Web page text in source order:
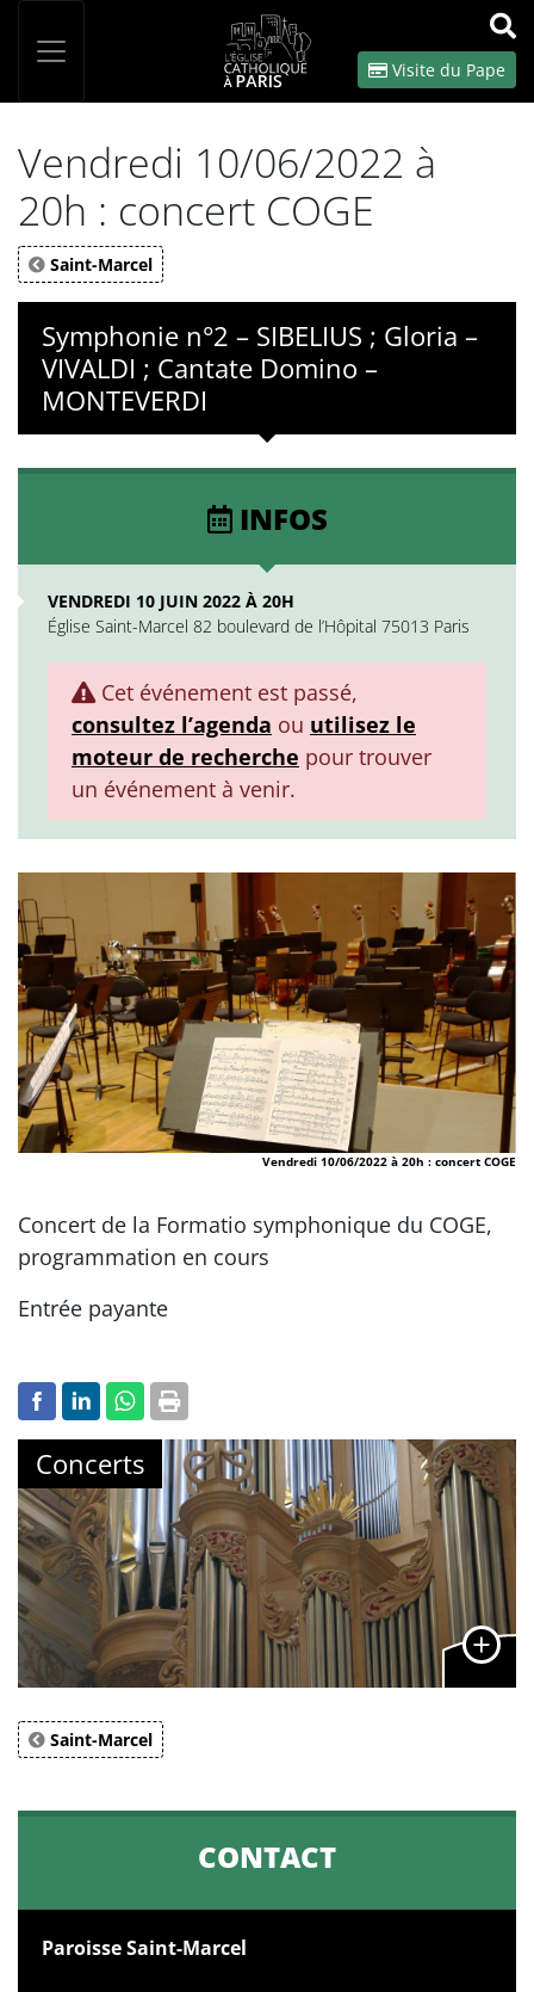
OK
Visite du Pape
Vendredi 10/06/2022 à
20h : concert COGE
Saint-Marcel
Symphonie n°2 – SIBELIUS ; Gloria –
VIVALDI ; Cantate Domino –
MONTEVERDI
INFOS
VENDREDI 10 JUIN 2022 À 20H
Église Saint-Marcel 82 boulevard de l’Hôpital 75013 Paris
Cet événement est passé,
consultez l’agenda ou utilisez le
moteur de recherche pour trouver
un événement à venir.
Vendredi 10/06/2022 à 20h : concert COGE
Concert de la Formatio symphonique du COGE,
programmation en cours
Entrée payante
Concerts
Saint-Marcel
CONTACT
Paroisse Saint-Marcel
Panneau de gestion des cookies